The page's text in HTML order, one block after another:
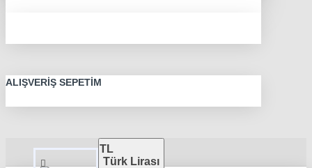
ALIŞVERIŞ SEPETIM
TL
Türk Lirası